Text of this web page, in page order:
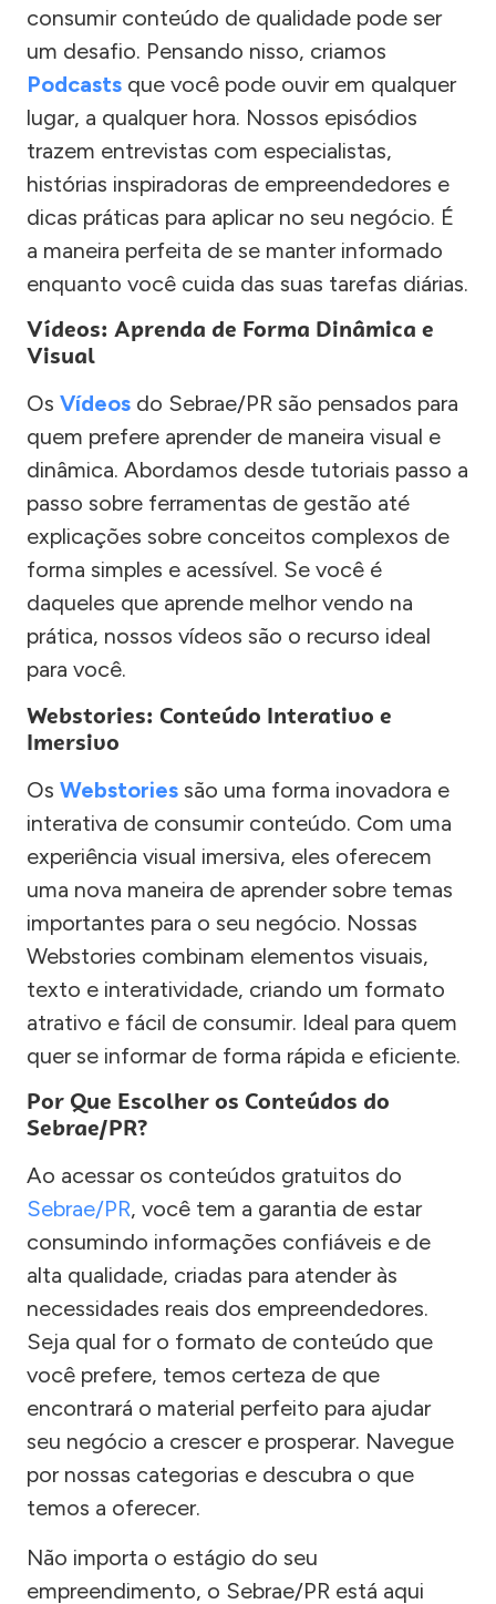
consumir conteúdo de qualidade pode ser
um desafio. Pensando nisso, criamos
Podcasts que você pode ouvir em qualquer
lugar, a qualquer hora. Nossos episódios
trazem entrevistas com especialistas,
histórias inspiradoras de empreendedores e
dicas práticas para aplicar no seu negócio. É
a maneira perfeita de se manter informado
enquanto você cuida das suas tarefas diárias.
Vídeos: Aprenda de Forma Dinâmica e
Visual
Os Vídeos do Sebrae/PR são pensados para
quem prefere aprender de maneira visual e
dinâmica. Abordamos desde tutoriais passo a
passo sobre ferramentas de gestão até
explicações sobre conceitos complexos de
forma simples e acessível. Se você é
daqueles que aprende melhor vendo na
prática, nossos vídeos são o recurso ideal
para você.
Webstories: Conteúdo Interativo e
Imersivo
Os Webstories são uma forma inovadora e
interativa de consumir conteúdo. Com uma
experiência visual imersiva, eles oferecem
uma nova maneira de aprender sobre temas
importantes para o seu negócio. Nossas
Webstories combinam elementos visuais,
texto e interatividade, criando um formato
atrativo e fácil de consumir. Ideal para quem
quer se informar de forma rápida e eficiente.
Por Que Escolher os Conteúdos do
Sebrae/PR?
Ao acessar os conteúdos gratuitos do
Sebrae/PR, você tem a garantia de estar
consumindo informações confiáveis e de
alta qualidade, criadas para atender às
necessidades reais dos empreendedores.
Seja qual for o formato de conteúdo que
você prefere, temos certeza de que
encontrará o material perfeito para ajudar
seu negócio a crescer e prosperar. Navegue
por nossas categorias e descubra o que
temos a oferecer.
Não importa o estágio do seu
empreendimento, o Sebrae/PR está aqui